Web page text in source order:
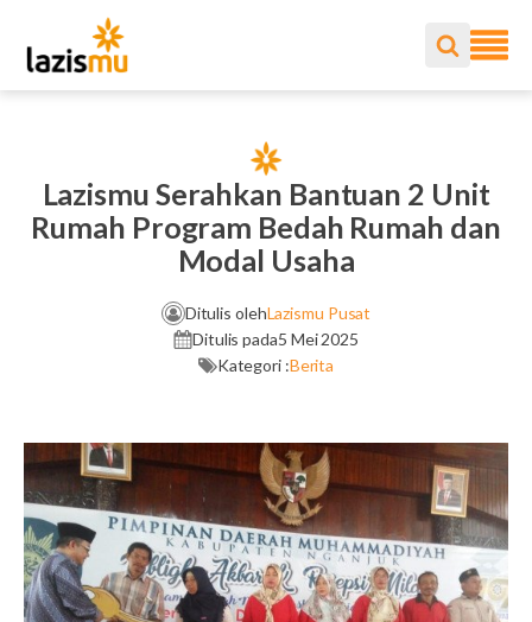
Lazismu Serahkan Bantuan 2 Unit
Rumah Program Bedah Rumah dan
Modal Usaha
Ditulis olehLazismu Pusat
Ditulis pada5 Mei 2025
Kategori :Berita